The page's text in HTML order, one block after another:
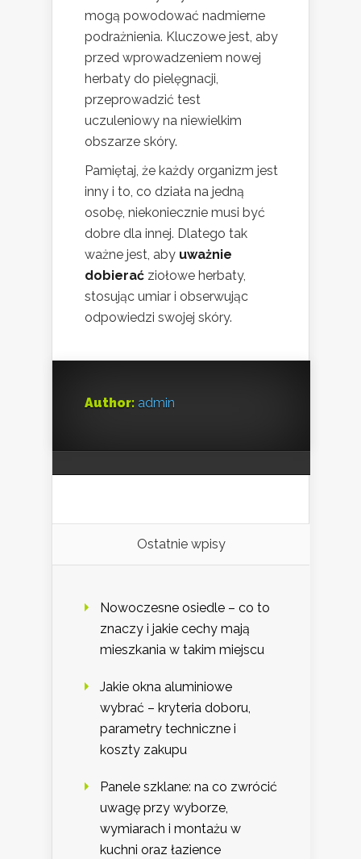
mogą powodować nadmierne
podrażnienia. Kluczowe jest, aby
przed wprowadzeniem nowej
herbaty do pielęgnacji,
przeprowadzić test
uczuleniowy na niewielkim
obszarze skóry.
Pamiętaj, że każdy organizm jest
inny i to, co działa na jedną
osobę, niekoniecznie musi być
dobre dla innej. Dlatego tak
ważne jest, aby uważnie
dobierać ziołowe herbaty,
stosując umiar i obserwując
odpowiedzi swojej skóry.
Author: admin
Ostatnie wpisy
Nowoczesne osiedle – co to
znaczy i jakie cechy mają
mieszkania w takim miejscu
Jakie okna aluminiowe
wybrać – kryteria doboru,
parametry techniczne i
koszty zakupu
Panele szklane: na co zwrócić
uwagę przy wyborze,
wymiarach i montażu w
kuchni oraz łazience